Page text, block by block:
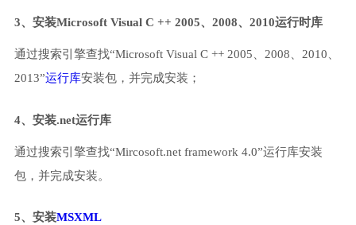
3、安装Microsoft Visual C ++ 2005、2008、2010运行时库
通过搜索引擎查找“Microsoft Visual C ++ 2005、2008、2010、
2013”运行库安装包，并完成安装；
4、安装.net运行库
通过搜索引擎查找“Mircosoft.net framework 4.0”运行库安装
包，并完成安装。
5、安装MSXML